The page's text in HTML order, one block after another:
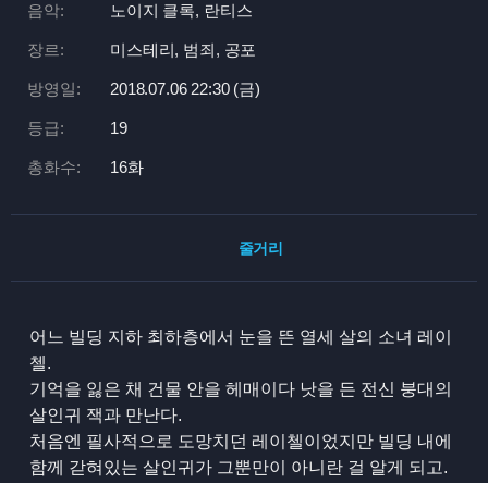
음악: 노이지 클록, 란티스
장르: 미스테리, 범죄, 공포
방영일: 2018.07.06 22:30 (금)
등급: 19
총화수: 16화
줄거리
어느 빌딩 지하 최하층에서 눈을 뜬 열세 살의 소녀 레이
첼.
기억을 잃은 채 건물 안을 헤매이다 낫을 든 전신 붕대의
살인귀 잭과 만난다.
처음엔 필사적으로 도망치던 레이첼이었지만 빌딩 내에
함께 갇혀있는 살인귀가 그뿐만이 아니란 걸 알게 되고.